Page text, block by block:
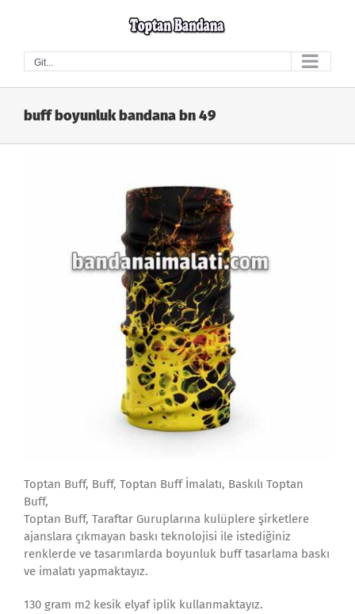
Git...
buff boyunluk bandana bn 49
Toptan Buff, Buff, Toptan Buff İmalatı, Baskılı Toptan
Buff,
Toptan Buff, Taraftar Guruplarına kulüplere şirketlere
ajanslara çıkmayan baskı teknolojisi ile istediğiniz
renklerde ve tasarımlarda boyunluk buff tasarlama baskı
ve imalatı yapmaktayız.
130 gram m2 kesik elyaf iplik kullanmaktayız.